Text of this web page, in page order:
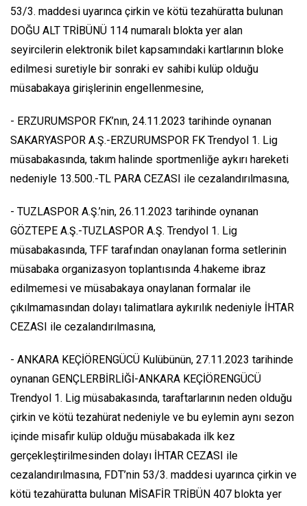
53/3. maddesi uyarınca çirkin ve kötü tezahüratta bulunan
DOĞU ALT TRİBÜNÜ 114 numaralı blokta yer alan
seyircilerin elektronik bilet kapsamındaki kartlarının bloke
edilmesi suretiyle bir sonraki ev sahibi kulüp olduğu
müsabakaya girişlerinin engellenmesine,
- ERZURUMSPOR FK’nın, 24.11.2023 tarihinde oynanan
SAKARYASPOR A.Ş.-ERZURUMSPOR FK Trendyol 1. Lig
müsabakasında, takım halinde sportmenliğe aykırı hareketi
nedeniyle 13.500.-TL PARA CEZASI ile cezalandırılmasına,
- TUZLASPOR A.Ş.’nin, 26.11.2023 tarihinde oynanan
GÖZTEPE A.Ş.-TUZLASPOR A.Ş. Trendyol 1. Lig
müsabakasında, TFF tarafından onaylanan forma setlerinin
müsabaka organizasyon toplantısında 4.hakeme ibraz
edilmemesi ve müsabakaya onaylanan formalar ile
çıkılmamasından dolayı talimatlara aykırılık nedeniyle İHTAR
CEZASI ile cezalandırılmasına,
- ANKARA KEÇİÖRENGÜCÜ Kulübünün, 27.11.2023 tarihinde
oynanan GENÇLERBİRLİĞİ-ANKARA KEÇİÖRENGÜCÜ
Trendyol 1. Lig müsabakasında, taraftarlarının neden olduğu
çirkin ve kötü tezahürat nedeniyle ve bu eylemin aynı sezon
içinde misafir kulüp olduğu müsabakada ilk kez
gerçekleştirilmesinden dolayı İHTAR CEZASI ile
cezalandırılmasına, FDT’nin 53/3. maddesi uyarınca çirkin ve
kötü tezahüratta bulunan MİSAFİR TRİBÜN 407 blokta yer